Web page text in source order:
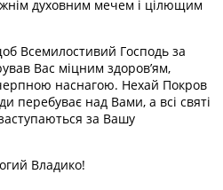
духовним мечем і цілющим
Всемилостивий Господь за
Вас міцним здоров’ям,
наснагою. Нехай Покров
перебуває над Вами, а всі святі
за Вашу
Владико!